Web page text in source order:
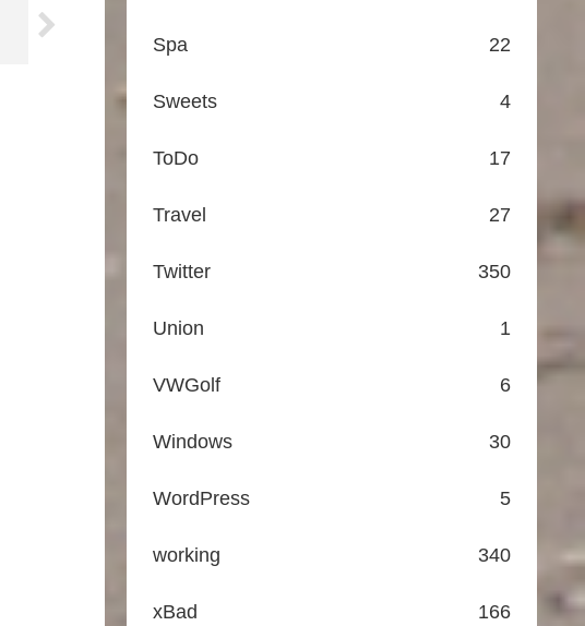
Spa 22
Sweets 4
ToDo 17
Travel 27
Twitter 350
Union 1
VWGolf 6
Windows 30
WordPress 5
working 340
xBad 166